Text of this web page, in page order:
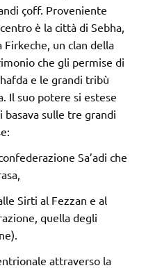
çoff. Proveniente
è la città di Sebha,
un clan della
che gli permise di
e le grandi tribù
Il suo potere si estese
sulle tre grandi
Sa’adi che
Sirti al Fezzan e al
quella degli
attraverso la